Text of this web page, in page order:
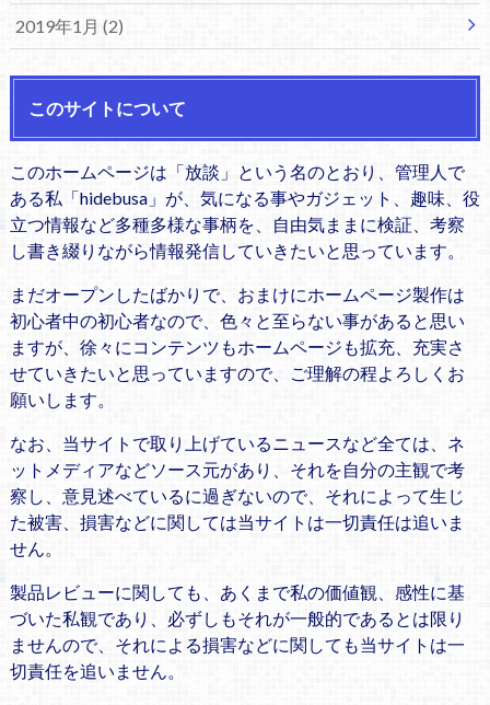
2019年1月 (2)
このサイトについて
このホームページは「放談」という名のとおり、管理人で
ある私「hidebusa」が、気になる事やガジェット、趣味、役
立つ情報など多種多様な事柄を、自由気ままに検証、考察
し書き綴りながら情報発信していきたいと思っています。
まだオープンしたばかりで、おまけにホームページ製作は
初心者中の初心者なので、色々と至らない事があると思い
ますが、徐々にコンテンツもホームページも拡充、充実さ
せていきたいと思っていますので、ご理解の程よろしくお
願いします。
なお、当サイトで取り上げているニュースなど全ては、ネ
ットメディアなどソース元があり、それを自分の主観で考
察し、意見述べているに過ぎないので、それによって生じ
た被害、損害などに関しては当サイトは一切責任は追いま
せん。
製品レビューに関しても、あくまで私の価値観、感性に基
づいた私観であり、必ずしもそれが一般的であるとは限り
ませんので、それによる損害などに関しても当サイトは一
切責任を追いません。